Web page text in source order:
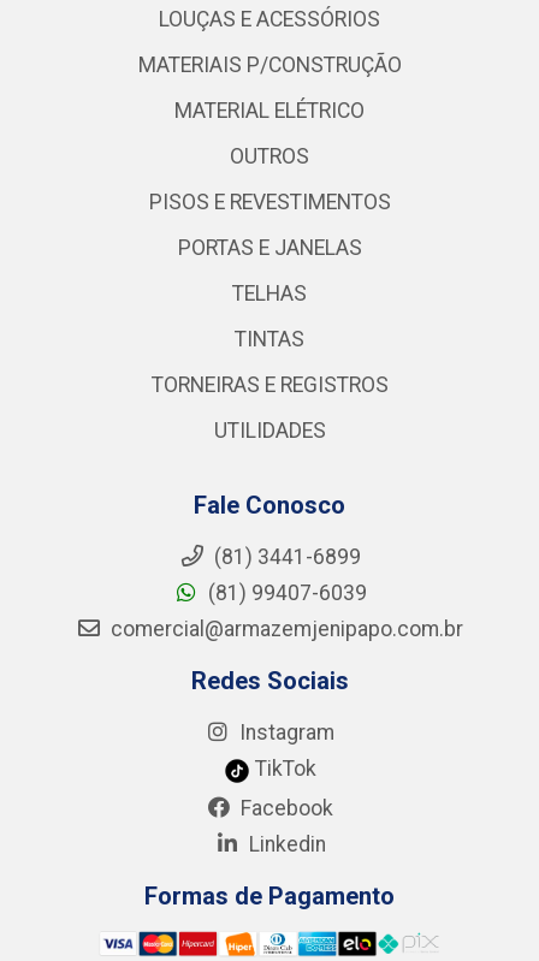
LOUÇAS E ACESSÓRIOS
MATERIAIS P/CONSTRUÇÃO
MATERIAL ELÉTRICO
OUTROS
PISOS E REVESTIMENTOS
PORTAS E JANELAS
TELHAS
TINTAS
TORNEIRAS E REGISTROS
UTILIDADES
Fale Conosco
(81) 3441-6899
(81) 99407-6039
comercial@armazemjenipapo.com.br
Redes Sociais
Instagram
TikTok
Facebook
Linkedin
Formas de Pagamento